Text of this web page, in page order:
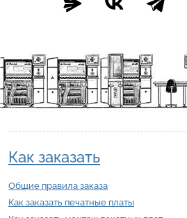
Как заказать
Общие правила заказа
Как заказать печатные платы